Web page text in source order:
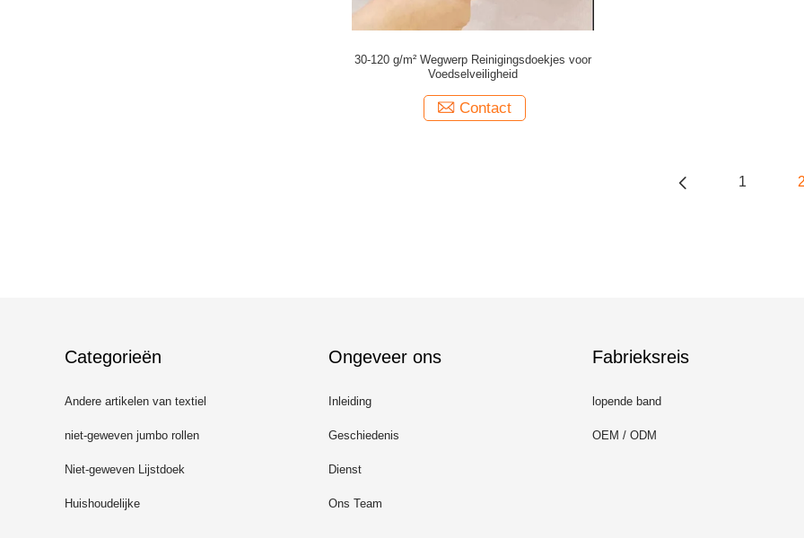
30-120 g/m² Wegwerp Reinigingsdoekjes voor
Voedselveiligheid
Contact
1 2
Categorieën
Andere artikelen van textiel
niet-geweven jumbo rollen
Niet-geweven Lijstdoek
Huishoudelijke
Ongeveer ons
Inleiding
Geschiedenis
Dienst
Ons Team
Fabrieksreis
lopende band
OEM / ODM